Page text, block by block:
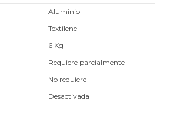
Aluminio
Textilene
6 Kg
Requiere parcialmente
No requiere
Desactivada